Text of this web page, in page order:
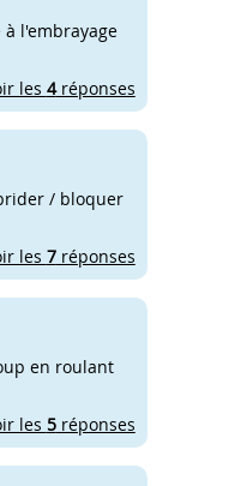
l'embrayage
les 4réponses
/ bloquer
les 7réponses
en roulant
les 5réponses